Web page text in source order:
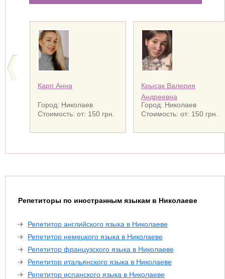
Карп Анна
Город: Николаев
Стоимость: от: 150 грн.
Крысак Валерия
Андреевна
Город: Николаев
Стоимость: от: 150 грн.
Репетиторы по иностранным языкам в Николаеве
Репетитор английского языка в Николаеве
Репетитор немецкого языка в Николаеве
Репетитор французского языка в Николаеве
Репетитор итальянского языка в Николаеве
Репетитор испанского языка в Николаеве